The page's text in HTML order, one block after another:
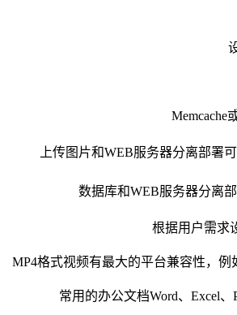
Memcache
上传图片和WEB服务器分离部署
数据库和WEB服务器分离
根据用户需求
MP4格式视频有最大的平台兼容性，
常用的办公文档Word、Excel